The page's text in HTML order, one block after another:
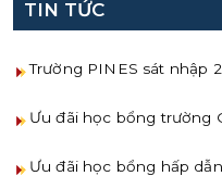
TIN TỨC
Trường PINES sát nhập
Ưu đãi học bổng trường
Ưu đãi học bổng hấp